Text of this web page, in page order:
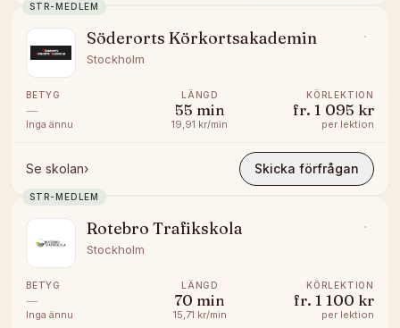
STR-MEDLEM
Söderorts Körkortsakademin
Stockholm
BETYG
—
Inga ännu
LÄNGD
55 min
19,91 kr/min
KÖRLEKTION
fr. 1 095 kr
per lektion
Se skolan› Skicka förfrågan
STR-MEDLEM
Rotebro Trafikskola
Stockholm
BETYG
—
Inga ännu
LÄNGD
70 min
15,71 kr/min
KÖRLEKTION
fr. 1 100 kr
per lektion